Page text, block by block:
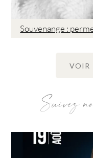
VOIR
Suivez